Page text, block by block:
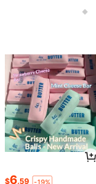
$6.59 -19%